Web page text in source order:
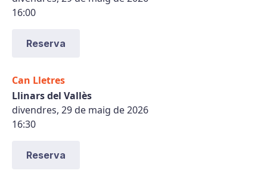
16:00
Reserva
Can Lletres
Llinars del Vallès
divendres, 29 de maig de 2026
16:30
Reserva